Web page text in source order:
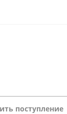
поступление